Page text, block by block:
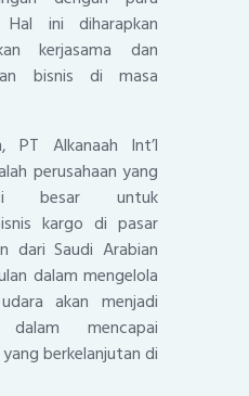
ini diharapkan
kerjasama dan
bisnis di masa
PT Alkanaah Int’l
perusahaan yang
besar untuk
kargo di pasar
dari Saudi Arabian
dalam mengelola
akan menjadi
mencapai
berkelanjutan di